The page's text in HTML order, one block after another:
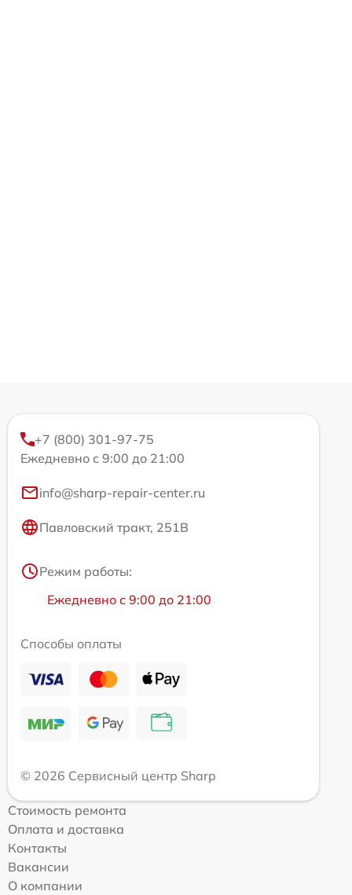
+7 (800) 301-97-75
Ежедневно с 9:00 до 21:00
info@sharp-repair-center.ru
Павловский тракт, 251В
Режим работы:
Ежедневно с 9:00 до 21:00
Способы оплаты
© 2026 Сервисный центр Sharp
Стоимость ремонта
Оплата и доставка
Контакты
Вакансии
О компании